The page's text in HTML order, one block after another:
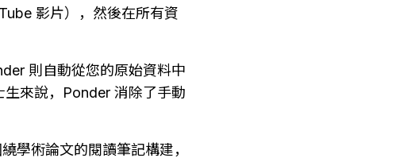
影片），然後在所有資
則自動從您的原始資料中
來說，Ponder 消除了手動
學術論文的閱讀筆記構建，